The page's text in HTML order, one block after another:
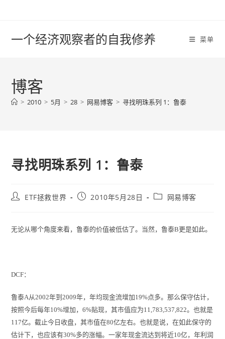
一个经济观察者的自我修养 菜单
博客
> 2010 > 5月 > 28 > 网易博客 > 寻找明珠系列 1：鲁泰
寻找明珠系列 1：鲁泰
PostETF拯救世界
Post2010年5月28日
Post网易博客
无论从哪个角度来看，鲁泰的价值被低估了。当然，鲁泰B更是如此。
DCF：
鲁泰A从2002年到2009年，年均现金流增加19%点多。那么保守估计，
按照今后每年10%增加，6%贴现，其市值应为11,783,537,822。也就是
117亿。截止今日收盘，其市值在80亿左右。也就是说，在如此保守的
估计下，也应该有30%多的涨幅。一家年现金流达到将近10亿，年利润